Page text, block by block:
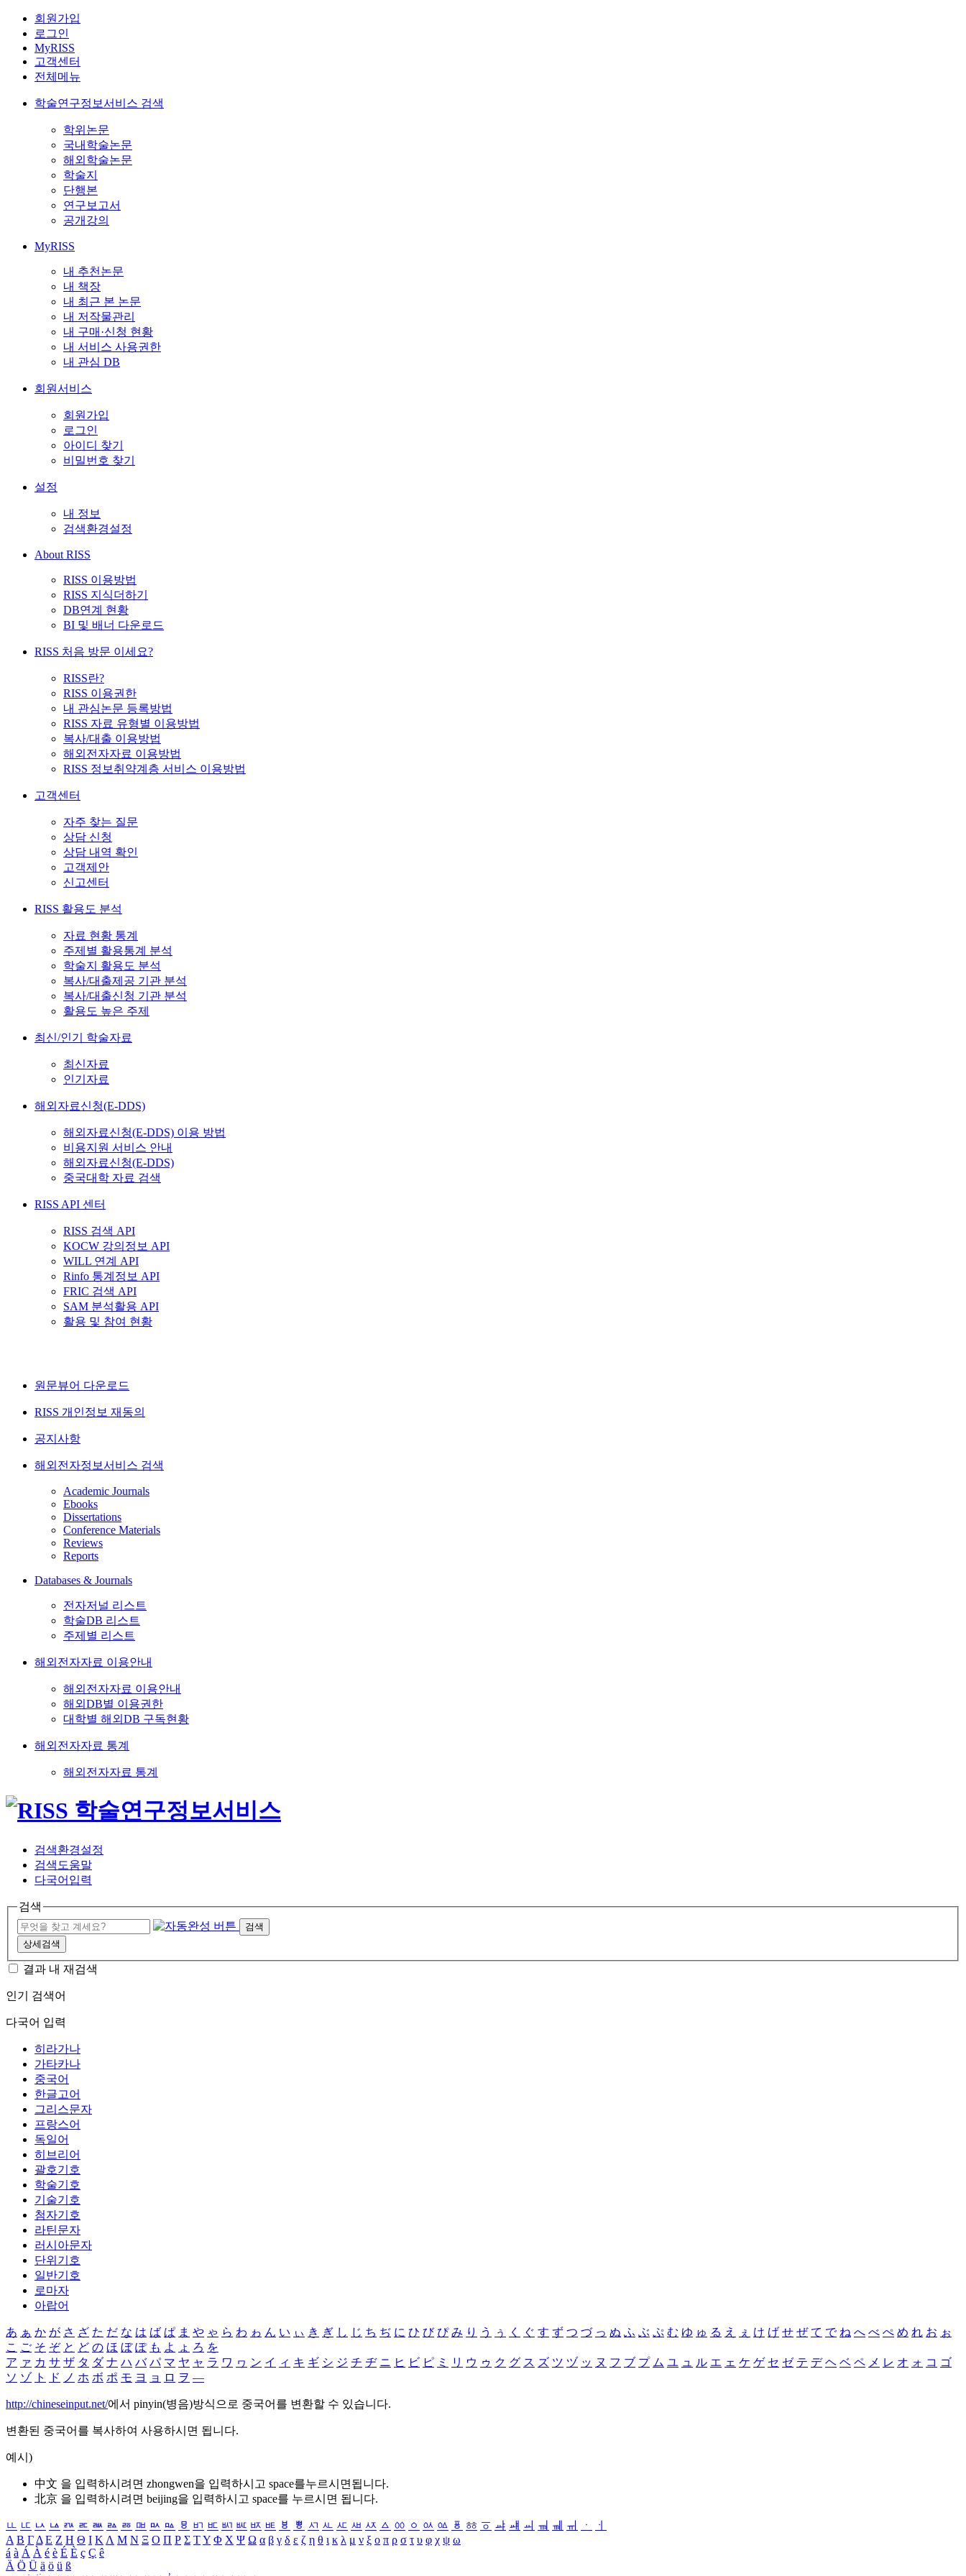
회원가입
로그인
MyRISS
고객센터
전체메뉴
학술연구정보서비스 검색
학위논문
국내학술논문
해외학술논문
학술지
단행본
연구보고서
공개강의
MyRISS
내 추천논문
내 책장
내 최근 본 논문
내 저작물관리
내 구매·신청 현황
내 서비스 사용권한
내 관심 DB
회원서비스
회원가입
로그인
아이디 찾기
비밀번호 찾기
설정
내 정보
검색환경설정
About RISS
RISS 이용방법
RISS 지식더하기
DB연계 현황
BI 및 배너 다운로드
RISS 처음 방문 이세요?
RISS란?
RISS 이용권한
내 관심논문 등록방법
RISS 자료 유형별 이용방법
복사/대출 이용방법
해외전자자료 이용방법
RISS 정보취약계층 서비스 이용방법
고객센터
자주 찾는 질문
상담 신청
상담 내역 확인
고객제안
신고센터
RISS 활용도 분석
자료 현황 통계
주제별 활용통계 분석
학술지 활용도 분석
복사/대출제공 기관 분석
복사/대출신청 기관 분석
활용도 높은 주제
최신/인기 학술자료
최신자료
인기자료
해외자료신청(E-DDS)
해외자료신청(E-DDS) 이용 방법
비용지원 서비스 안내
해외자료신청(E-DDS)
중국대학 자료 검색
RISS API 센터
RISS 검색 API
KOCW 강의정보 API
WILL 연계 API
Rinfo 통계정보 API
FRIC 검색 API
SAM 분석활용 API
활용 및 참여 현황
원문뷰어 다운로드
RISS 개인정보 재동의
공지사항
해외전자정보서비스 검색
Academic Journals
Ebooks
Dissertations
Conference Materials
Reviews
Reports
Databases & Journals
전자저널 리스트
학술DB 리스트
주제별 리스트
해외전자자료 이용안내
해외전자자료 이용안내
해외DB별 이용권한
대학별 해외DB 구독현황
해외전자자료 통계
해외전자자료 통계
검색환경설정
검색도움말
다국어입력
검색
검색
상세검색
결과 내 재검색
인기 검색어
다국어 입력
히라가나
가타카나
중국어
한글고어
그리스문자
프랑스어
독일어
히브리어
괄호기호
학술기호
기술기호
첨자기호
라틴문자
러시아문자
단위기호
일반기호
로마자
아랍어
あ ぁ か が さ ざ た だ な は ば ぱ ま や ゃ ら わ ゎ ん い ぃ き ぎ し じ ち ぢ に ひ び ぴ み り う ぅ く ぐ す ず つ づ っ ぬ ふ ぶ ぷ む ゆ ゅ る え ぇ け げ せ ぜ て で ね へ べ ぺ め れ お ぉ
こ ご そ ぞ と ど の ほ ぼ ぽ も よ ょ ろ を
ア ァ カ サ ザ タ ダ ナ ハ バ パ マ ヤ ャ ラ ワ ヮ ン イ ィ キ ギ シ ジ チ ヂ ニ ヒ ビ ピ ミ リ ウ ゥ ク グ ス ズ ツ ヅ ッ ヌ フ ブ プ ム ユ ュ ル エ ェ ケ ゲ セ ゼ テ デ ヘ ベ ペ メ レ オ ォ コ ゴ
ソ ゾ ト ド ノ ホ ボ ポ モ ヨ ョ ロ ヲ ―
http://chineseinput.net/에서 pinyin(병음)방식으로 중국어를 변환할 수 있습니다.
변환된 중국어를 복사하여 사용하시면 됩니다.
예시)
中文 을 입력하시려면 zhongwen을 입력하시고 space를누르시면됩니다.
北京 을 입력하시려면 beijing을 입력하시고 space를 누르시면 됩니다.
ㅥ ㅦ ㅧ ㅨ ㅩ ㅪ ㅫ ㅬ ㅭ ㅮ ㅯ ㅰ ㅱ ㅲ ㅳ ㅴ ㅵ ㅶ ㅷ ㅸ ㅹ ㅺ ㅻ ㅼ ㅽ ㅾ ㅿ ㆀ ㆁ ㆂ ㆃ ㆄ ㆅ ㆆ ㆇ ㆈ ㆉ ㆊ ㆋ ㆌ ㆍ
ㆎ
Α Β ΓΔ Ε Ζ Η Θ Ι ΚΛ Μ Ν Ξ Ο Π Ρ Σ ΤΥ Φ Χ Ψ Ω α β γ δ ε ζ η θ ι κ λ μ ν ξ ο π ρ σ τ υ φ χ ψ ω
á à Á À é è É È ç Ç ê
Ä Ö Ü ä ö ü ß